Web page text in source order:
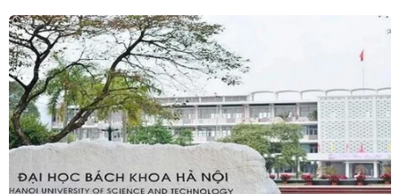
Giá vàng trong nước chứng kiến những
phiên điều chỉnh đan xen
25/06/2022 09:15
Thị trường vàng còn đang gặp lực cản từ những đồn